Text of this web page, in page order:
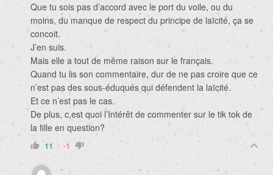
Que tu sois pas d’accord avec le port du voile, ou du
moins, du manque de respect du principe de laïcité, ça se
concoit.
J’en suis.
Mais elle a tout de même raison sur le français.
Quand tu lis son commentaire, dur de ne pas croire que ce
n’est pas des sous-éduqués qui défendent la laïcité.
Et ce n’est pas le cas.
De plus, c,est quoi l’Intérêt de commenter sur le tik tok de
la fille en question?
11 -1